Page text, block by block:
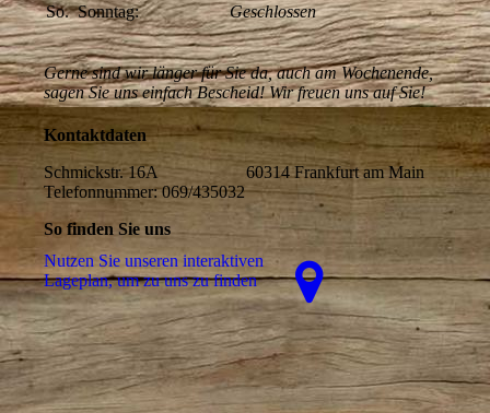
So.Sonntag: Geschlossen
Gerne sind wir länger für Sie da, auch am Wochenende,
sagen Sie uns einfach Bescheid! Wir freuen uns auf Sie!
Kontaktdaten
Schmickstr. 16A 60314 Frankfurt am Main
Telefonnummer: 069/435032
So finden Sie uns
Nutzen Sie unseren interaktiven
La­ge­plan, um zu uns zu finden